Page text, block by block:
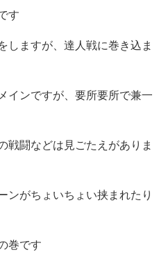
す
しますが、達人戦に巻き込ま
インですが、要所要所で兼一
戦闘などは見ごたえがありま
ンがちょいちょい挟まれたり
巻です